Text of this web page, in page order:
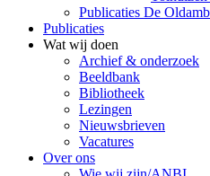
Publicaties De
Publicaties
Wat wij doen
Archief & onderzoek
Beeldbank
Bibliotheek
Lezingen
Nieuwsbrieven
Vacatures
Over ons